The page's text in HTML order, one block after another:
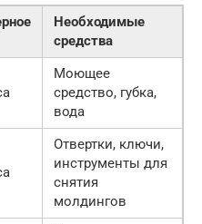
Необходимые
средства
Моющее
средство, губка,
вода
Отвертки, ключи,
инструменты для
снятия
молдингов